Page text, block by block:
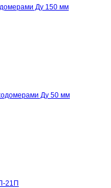
Ду 150 мм
Ду 50 мм
21П